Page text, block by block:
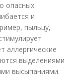
опасных
и
пыльцу,
аллергические
выделениями
высыпаниями.